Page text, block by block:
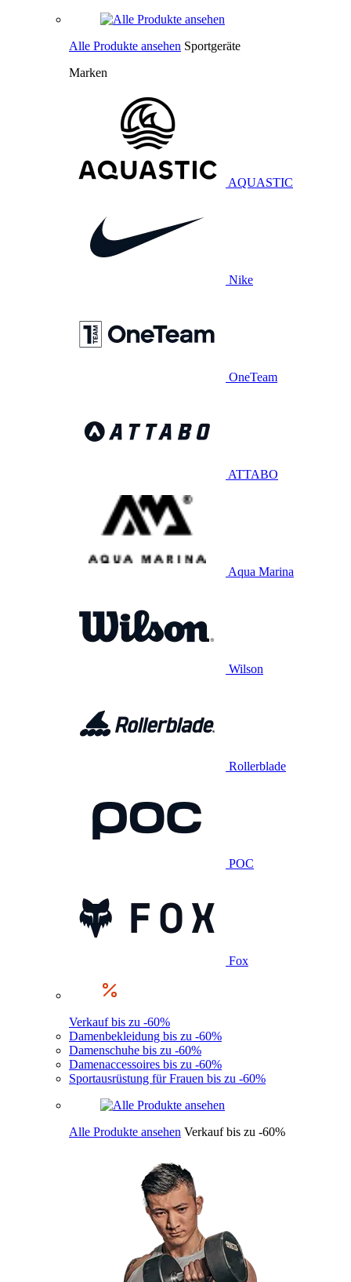
Alle Produkte ansehen Sportgeräte
Marken
AQUASTIC
Nike
OneTeam
ATTABO
Aqua Marina
Wilson
Rollerblade
POC
Fox
Verkauf bis zu -60%
Damenbekleidung bis zu -60%
Damenschuhe bis zu -60%
Damenaccessoires bis zu -60%
Sportausrüstung für Frauen bis zu -60%
Alle Produkte ansehen Verkauf bis zu -60%